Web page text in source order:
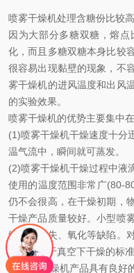
喷雾干燥机处理含糖份比较
因为大部分多糖双糖，熔
化，而且多糖双糖本身比较
很容易出现黏壁的现象，不
雾干燥机的进风温度和出风
的实验效果。
喷雾干燥机的优势主要集中
(1)喷雾干燥机干燥速度十分
温气流中，瞬间就可蒸发。
(2)喷雾干燥机干燥过程中液
使用的温度范围非常广(80-
仍不会很高，在干燥初期，
干燥产品质量较好。小型喷
维生素损失、氧化等缺陷。
上能接近于真空下干燥的标准
(3)喷雾干燥机产品具有良好